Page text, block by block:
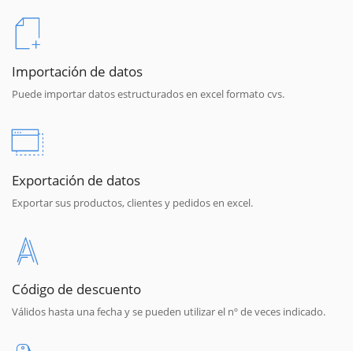
Importación de datos
Puede importar datos estructurados en excel formato cvs.
Exportación de datos
Exportar sus productos, clientes y pedidos en excel.
Código de descuento
Válidos hasta una fecha y se pueden utilizar el nº de veces indicado.